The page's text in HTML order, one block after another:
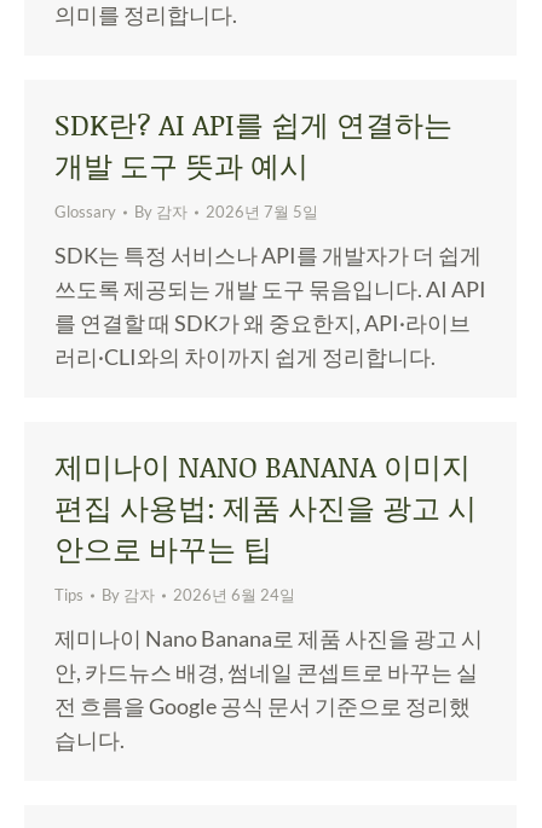
의미를 정리합니다.
SDK란? AI API를 쉽게 연결하는
개발 도구 뜻과 예시
Glossary By 감자 2026년 7월 5일
SDK는 특정 서비스나 API를 개발자가 더 쉽게
쓰도록 제공되는 개발 도구 묶음입니다. AI API
를 연결할 때 SDK가 왜 중요한지, API·라이브
러리·CLI와의 차이까지 쉽게 정리합니다.
제미나이 NANO BANANA 이미지
편집 사용법: 제품 사진을 광고 시
안으로 바꾸는 팁
Tips By 감자 2026년 6월 24일
제미나이 Nano Banana로 제품 사진을 광고 시
안, 카드뉴스 배경, 썸네일 콘셉트로 바꾸는 실
전 흐름을 Google 공식 문서 기준으로 정리했
습니다.